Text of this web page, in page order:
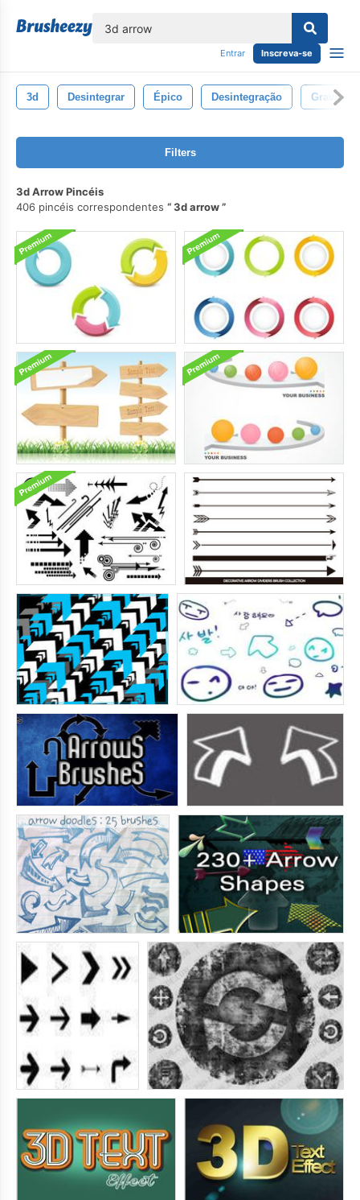
Entrar Inscreva-se
3d Desintegrar Épico Desintegração
Filters
3d Arrow Pincéis
406 pincéis correspondentes
3d arrow